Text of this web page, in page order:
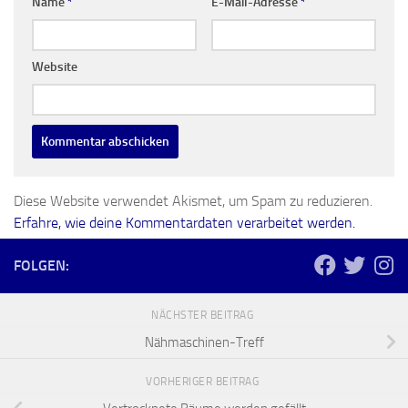
Website
Diese Website verwendet Akismet, um Spam zu reduzieren.
Erfahre, wie deine Kommentardaten verarbeitet werden.
FOLGEN:
NÄCHSTER BEITRAG
Nähmaschinen-Treff
VORHERIGER BEITRAG